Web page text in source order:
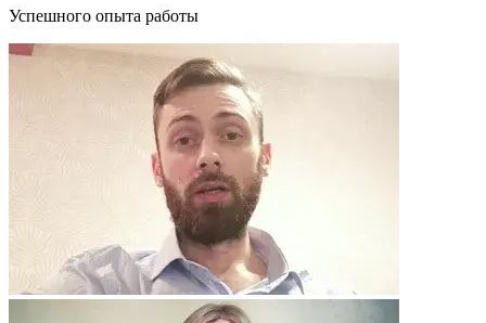
Успешного опыта работы